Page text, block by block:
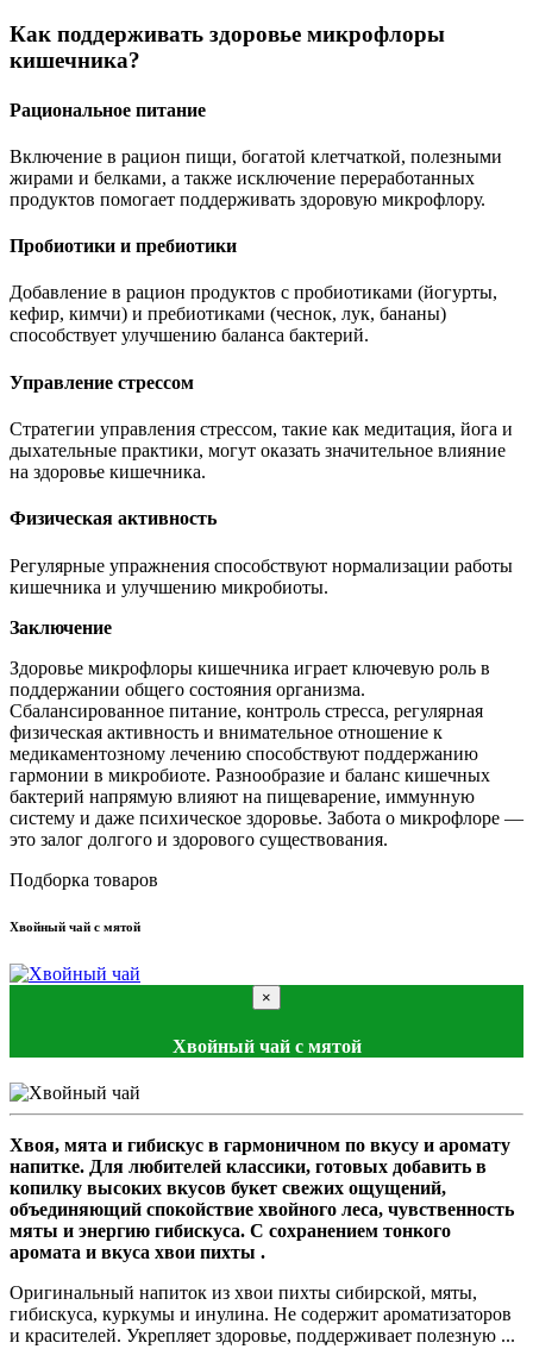
Как поддерживать здоровье микрофлоры
кишечника?
Рациональное питание
Включение в рацион пищи, богатой клетчаткой, полезными
жирами и белками, а также исключение переработанных
продуктов помогает поддерживать здоровую микрофлору.
Пробиотики и пребиотики
Добавление в рацион продуктов с пробиотиками (йогурты,
кефир, кимчи) и пребиотиками (чеснок, лук, бананы)
способствует улучшению баланса бактерий.
Управление стрессом
Стратегии управления стрессом, такие как медитация, йога и
дыхательные практики, могут оказать значительное влияние
на здоровье кишечника.
Физическая активность
Регулярные упражнения способствуют нормализации работы
кишечника и улучшению микробиоты.
Заключение
Здоровье микрофлоры кишечника играет ключевую роль в
поддержании общего состояния организма.
Сбалансированное питание, контроль стресса, регулярная
физическая активность и внимательное отношение к
медикаментозному лечению способствуют поддержанию
гармонии в микробиоте. Разнообразие и баланс кишечных
бактерий напрямую влияют на пищеварение, иммунную
систему и даже психическое здоровье. Забота о микрофлоре —
это залог долгого и здорового существования.
Подборка товаров
Хвойный чай с мятой
×
Хвойный чай с мятой
Хвоя, мята и гибискус в гармоничном по вкусу и аромату
напитке. Для любителей классики, готовых добавить в
копилку высоких вкусов букет свежих ощущений,
объединяющий спокойствие хвойного леса, чувственность
мяты и энергию гибискуса. С сохранением тонкого
аромата и вкуса хвои пихты .
Оригинальный напиток из хвои пихты сибирской, мяты,
гибискуса, куркумы и инулина. Не содержит ароматизаторов
и красителей. Укрепляет здоровье, поддерживает полезную ...